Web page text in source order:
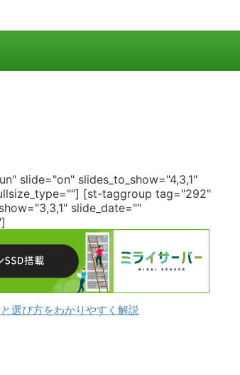
slide="on" slides_to_show="4,3,1"
[st-taggroup tag="292"
slide_date=""
選び方をわかりやすく解説